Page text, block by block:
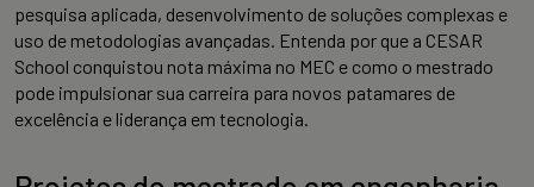
pesquisa aplicada, desenvolvimento de soluções complexas e
uso de metodologias avançadas. Entenda por que a CESAR
School conquistou nota máxima no MEC e como o mestrado
pode impulsionar sua carreira para novos patamares de
excelência e liderança em tecnologia.